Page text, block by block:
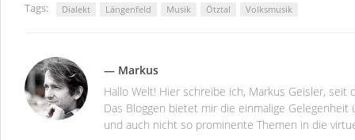
Tags: Dialekt Längenfeld Musik Ötztal Volksmusik
— Markus
Hallo Welt! Hier schreibe ich, Markus Geisler,
Das Bloggen bietet mir die einmalige
und auch nicht so prominente Themen in die